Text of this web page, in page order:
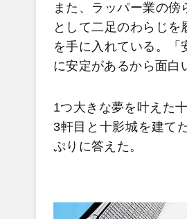
また、ラッパー業の
として二足のわらじ
を手に入れている。
に安定があるから面白
1つ大きな夢を叶えた
3軒目と十影城を建て
ぷりに答えた。